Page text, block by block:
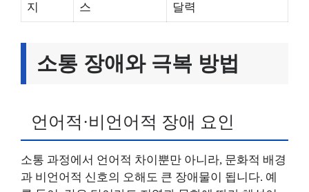
지
스
달력
소통 장애와 극복 방법
언어적·비언어적 장애 요인
소통 과정에서 언어적 차이뿐만 아니라, 문화적 배경
과 비언어적 신호의 오해도 큰 장애물이 됩니다. 예